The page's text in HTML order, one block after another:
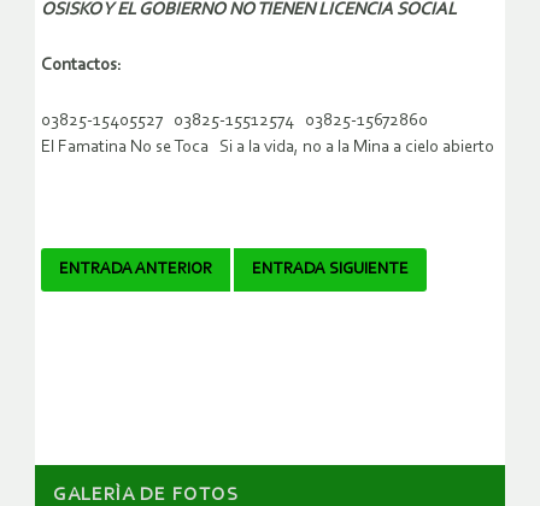
OSISKO Y EL GOBIERNO NO TIENEN LICENCIA SOCIAL
Contactos:
03825-15405527 03825-15512574 03825-15672860
El Famatina No se Toca Si a la vida, no a la Mina a cielo abierto
Navegador
ENTRADA ANTERIOR ENTRADA SIGUIENTE
GALERÌA DE FOTOS